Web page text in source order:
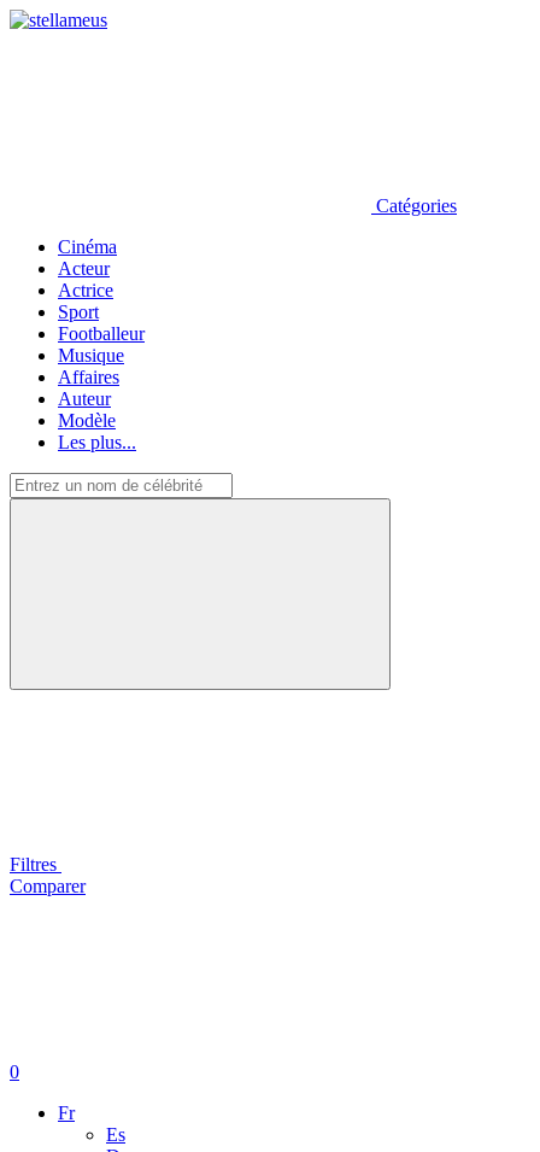
Catégories
Cinéma
Acteur
Actrice
Sport
Footballeur
Musique
Affaires
Auteur
Modèle
Les plus...
Filtres
Comparer
0
Fr
Es